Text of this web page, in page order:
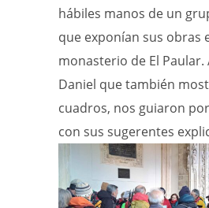
hábiles manos de un
que exponían sus obras
monasterio de El
Daniel que también
cuadros, nos guiaron
con sus sugerentes